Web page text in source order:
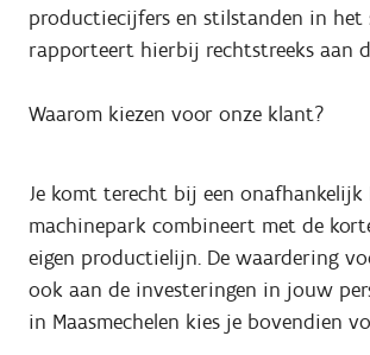
productiecijfers en stilstanden in het
rapporteert hierbij rechtstreeks aan
Waarom kiezen voor onze klant?
Je komt terecht bij een
machinepark combineert met de
eigen productielijn. De waardering
ook aan de investeringen in jouw
in Maasmechelen kies je bovendien